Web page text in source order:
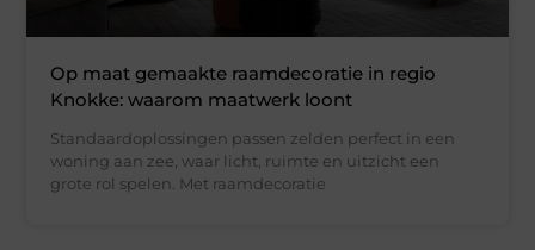
Op maat gemaakte raamdecoratie in regio
Knokke: waarom maatwerk loont
Standaardoplossingen passen zelden perfect in een
woning aan zee, waar licht, ruimte en uitzicht een
grote rol spelen. Met raamdecoratie